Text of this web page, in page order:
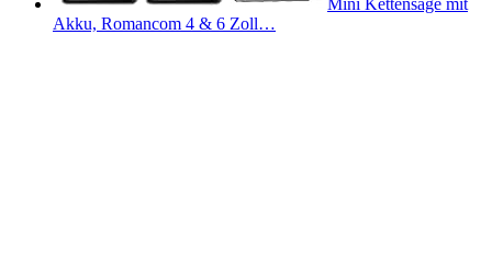
Mini Kettensäge mit
Akku, Romancom 4 & 6 Zoll…